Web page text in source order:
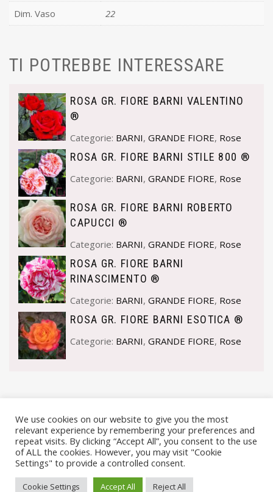
Dim. Vaso 22
TI POTREBBE INTERESSARE
ROSA GR. FIORE BARNI VALENTINO
®
Categorie: BARNI,GRANDE FIORE, Rose
ROSA GR. FIORE BARNI STILE 800 ®
Categorie: BARNI,GRANDE FIORE, Rose
ROSA GR. FIORE BARNI ROBERTO
CAPUCCI ®
Categorie: BARNI,GRANDE FIORE, Rose
ROSA GR. FIORE BARNI
RINASCIMENTO ®
Categorie: BARNI,GRANDE FIORE, Rose
ROSA GR. FIORE BARNI ESOTICA ®
Categorie: BARNI,GRANDE FIORE, Rose
© VIVAI MARCHE BY ANDREA GOSTOLI P.IVA 02074150414 |
PRIVACY POLICY
We use cookies on our website to give you the most
relevant experience by remembering your preferences and
repeat visits. By clicking “Accept All”, you consent to the use
of ALL the cookies. However, you may visit "Cookie
Settings" to provide a controlled consent.
Cookie Settings Accept All Reject All